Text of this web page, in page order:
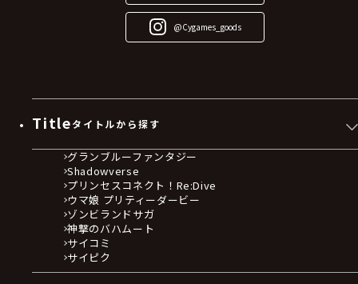
@Cygames_goods
Titleタイトルから探す
グランブルーファンタジー
Shadowverse
プリンセスコネクト！Re:Dive
ウマ娘 プリティーダービー
ゾンビランドサガ
神撃のバハムート
サイコミ
サイピク